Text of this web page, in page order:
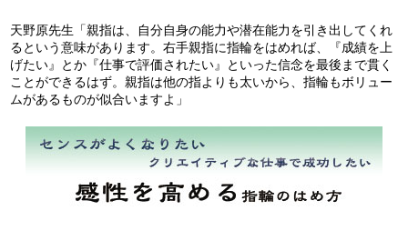
天野原先生「親指は、自分自身の能力や潜在能力を引き出してくれ
るという意味があります。右手親指に指輪をはめれば、『成績を上
げたい』とか『仕事で評価されたい』といった信念を最後まで貫く
ことができるはず。親指は他の指よりも太いから、指輪もボリュー
ムがあるものが似合いますよ」